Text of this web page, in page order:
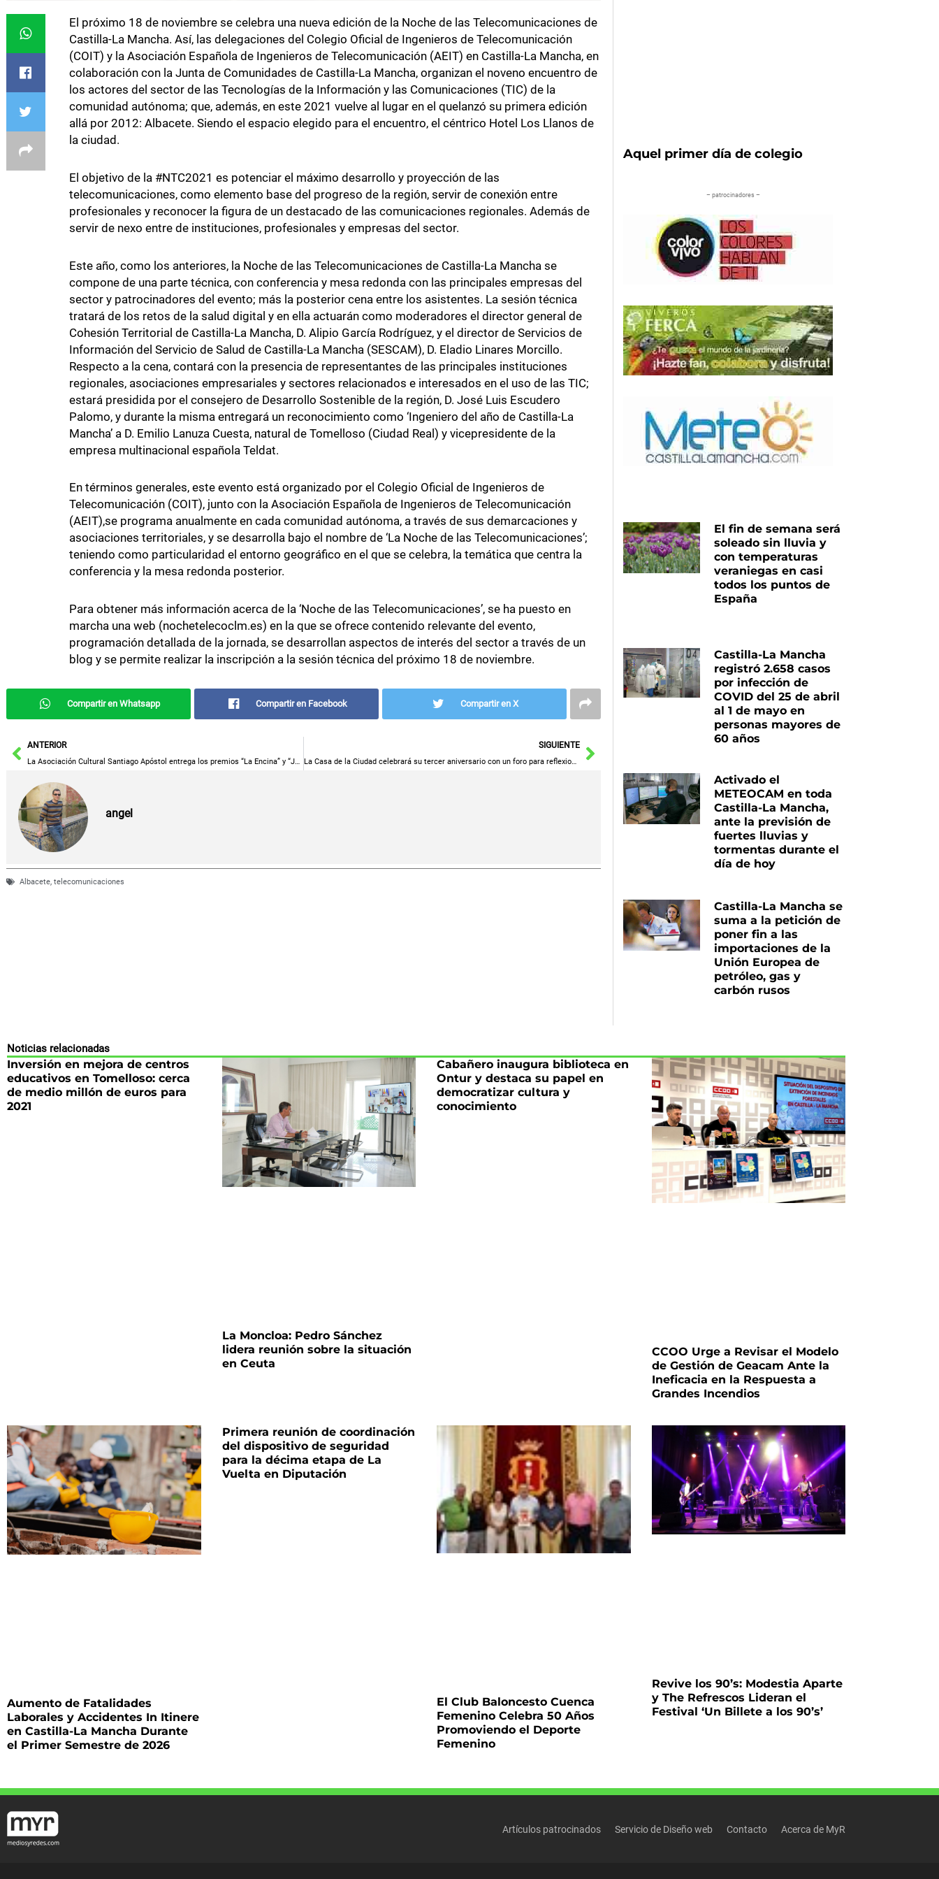
El próximo 18 de noviembre se celebra una nueva edición de la Noche de las Telecomunicaciones de
Castilla-La Mancha. Así, las delegaciones del Colegio Oficial de Ingenieros de Telecomunicación
(COIT) y la Asociación Española de Ingenieros de Telecomunicación (AEIT) en Castilla-La Mancha, en
colaboración con la Junta de Comunidades de Castilla-La Mancha, organizan el noveno encuentro de
los actores del sector de las Tecnologías de la Información y las Comunicaciones (TIC) de la
comunidad autónoma; que, además, en este 2021 vuelve al lugar en el quelanzó su primera edición
allá por 2012: Albacete. Siendo el espacio elegido para el encuentro, el céntrico Hotel Los Llanos de
la ciudad.
El objetivo de la #NTC2021 es potenciar el máximo desarrollo y proyección de las
telecomunicaciones, como elemento base del progreso de la región, servir de conexión entre
profesionales y reconocer la figura de un destacado de las comunicaciones regionales. Además de
servir de nexo entre de instituciones, profesionales y empresas del sector.
Este año, como los anteriores, la Noche de las Telecomunicaciones de Castilla-La Mancha se
compone de una parte técnica, con conferencia y mesa redonda con las principales empresas del
sector y patrocinadores del evento; más la posterior cena entre los asistentes. La sesión técnica
tratará de los retos de la salud digital y en ella actuarán como moderadores el director general de
Cohesión Territorial de Castilla-La Mancha, D. Alipio García Rodríguez, y el director de Servicios de
Información del Servicio de Salud de Castilla-La Mancha (SESCAM), D. Eladio Linares Morcillo.
Respecto a la cena, contará con la presencia de representantes de las principales instituciones
regionales, asociaciones empresariales y sectores relacionados e interesados en el uso de las TIC;
estará presidida por el consejero de Desarrollo Sostenible de la región, D. José Luis Escudero
Palomo, y durante la misma entregará un reconocimiento como ‘Ingeniero del año de Castilla-La
Mancha’ a D. Emilio Lanuza Cuesta, natural de Tomelloso (Ciudad Real) y vicepresidente de la
empresa multinacional española Teldat.
En términos generales, este evento está organizado por el Colegio Oficial de Ingenieros de
Telecomunicación (COIT), junto con la Asociación Española de Ingenieros de Telecomunicación
(AEIT),se programa anualmente en cada comunidad autónoma, a través de sus demarcaciones y
asociaciones territoriales, y se desarrolla bajo el nombre de ‘La Noche de las Telecomunicaciones’;
teniendo como particularidad el entorno geográfico en el que se celebra, la temática que centra la
conferencia y la mesa redonda posterior.
Para obtener más información acerca de la ‘Noche de las Telecomunicaciones’, se ha puesto en
marcha una web (nochetelecoclm.es) en la que se ofrece contenido relevante del evento,
programación detallada de la jornada, se desarrollan aspectos de interés del sector a través de un
blog y se permite realizar la inscripción a la sesión técnica del próximo 18 de noviembre.
Compartir en Whatsapp Compartir en Facebook Compartir en X
AntANTERIOR
La Asociación Cultural Santiago Apóstol entrega los premios “La Encina” y “Juan Martín de Nicolás”
SIGUIENTE
La Casa de la Ciudad celebrará su tercer aniversario con un foro para reflexionar y analizar los proyectos del tejido asociativo de Ciudad Real
Siguiente
angel
Albacete, telecomunicaciones
Aquel primer día de colegio
– patrocinadores –
El fin de semana será
soleado sin lluvia y
con temperaturas
veraniegas en casi
todos los puntos de
España
Castilla-La Mancha
registró 2.658 casos
por infección de
COVID del 25 de abril
al 1 de mayo en
personas mayores de
60 años
Activado el
METEOCAM en toda
Castilla-La Mancha,
ante la previsión de
fuertes lluvias y
tormentas durante el
día de hoy
Castilla-La Mancha se
suma a la petición de
poner fin a las
importaciones de la
Unión Europea de
petróleo, gas y
carbón rusos
Noticias relacionadas
Inversión en mejora de centros
educativos en Tomelloso: cerca
de medio millón de euros para
2021
La Moncloa: Pedro Sánchez
lidera reunión sobre la situación
en Ceuta
Cabañero inaugura biblioteca en
Ontur y destaca su papel en
democratizar cultura y
conocimiento
CCOO Urge a Revisar el Modelo
de Gestión de Geacam Ante la
Ineficacia en la Respuesta a
Grandes Incendios
Aumento de Fatalidades
Laborales y Accidentes In Itinere
en Castilla-La Mancha Durante
el Primer Semestre de 2026
Primera reunión de coordinación
del dispositivo de seguridad
para la décima etapa de La
Vuelta en Diputación
El Club Baloncesto Cuenca
Femenino Celebra 50 Años
Promoviendo el Deporte
Femenino
Revive los 90’s: Modestia Aparte
y The Refrescos Lideran el
Festival ‘Un Billete a los 90’s’
Artículos patrocinados Servicio de Diseño web Contacto Acerca de MyR